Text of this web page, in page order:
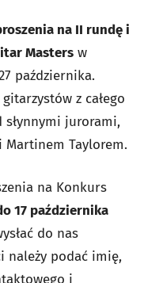
na II rundę i
Masters w
października.
z całego
jurorami,
Martinem Taylorem.
na Konkurs
17 października
do nas
należy podać imię,
i